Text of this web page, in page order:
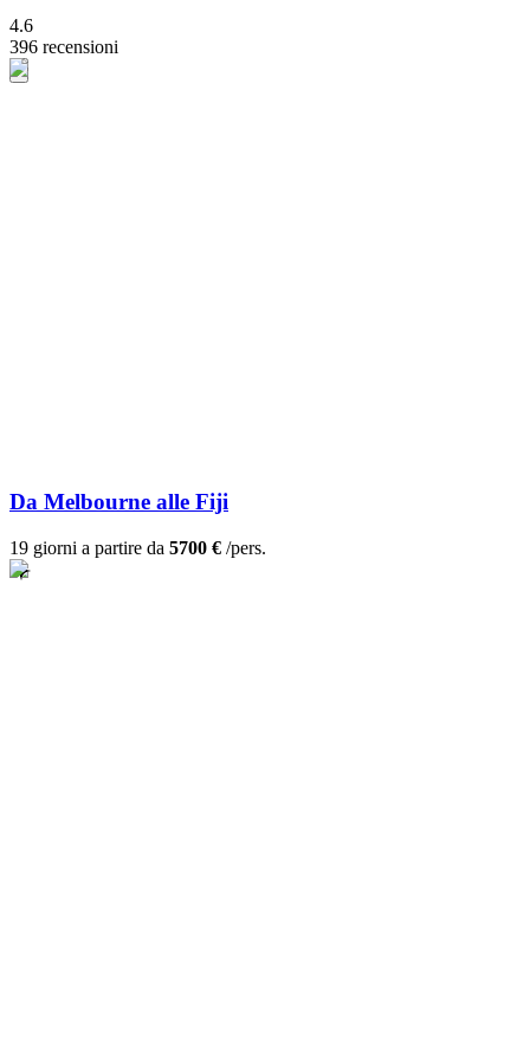
4.6
396 recensioni
Da Melbourne alle Fiji
19 giorni a partire da 5700 € /pers.